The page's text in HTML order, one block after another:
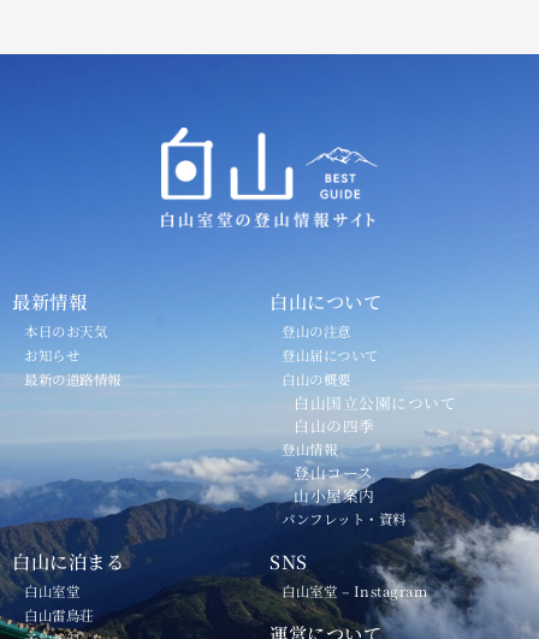
最新情報
本日のお天気
お知らせ
最新の道路情報
白山について
登山の注意
登山届について
白山の概要
白山国立公園について
白山の四季
登山情報
登山コース
山小屋案内
パンフレット・資料
白山に泊まる
白山室堂
白山雷鳥荘
SNS
白山室堂 – Instagram
運営について